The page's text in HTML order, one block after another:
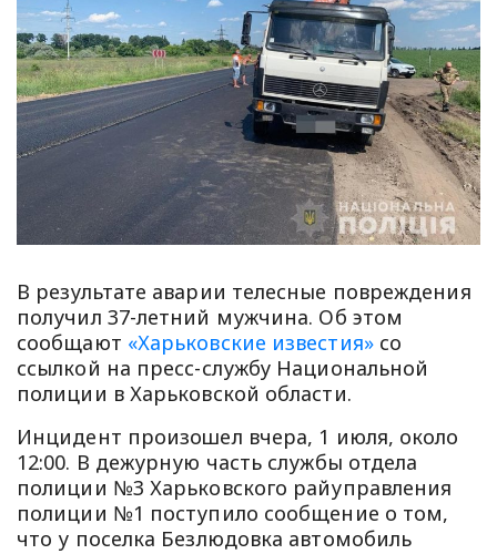
В результате аварии телесные повреждения
получил 37-летний мужчина. Об этом
сообщают «Харьковские известия»со
ссылкой на пресс-службу Национальной
полиции в Харьковской области.
Инцидент произошел вчера, 1 июля, около
12:00. В дежурную часть службы отдела
полиции №3 Харьковского райуправления
полиции №1 поступило сообщение о том,
что у поселка Безлюдовка автомобиль